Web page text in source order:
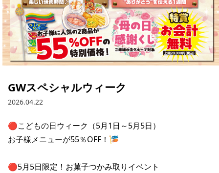
GWスペシャルウィーク
2026.04.22
🔴こどもの日ウィーク（5月1日～5月5日）
お子様メニューが55％OFF！🎏
🔴5月5日限定！お菓子つかみ取りイベント